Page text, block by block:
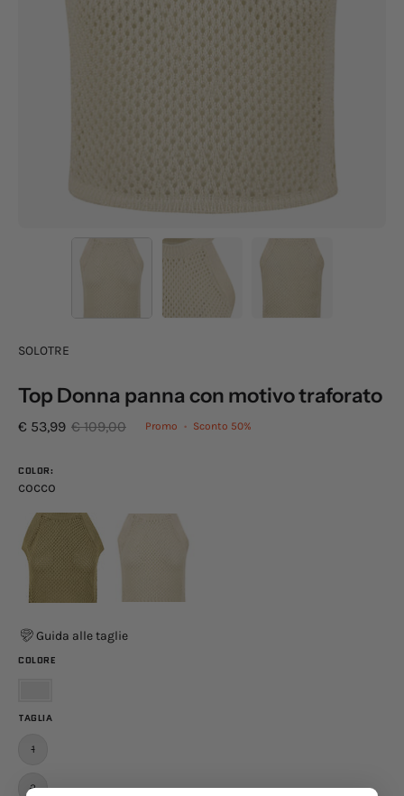
SOLOTRE
Top Donna panna con motivo traforato
€ 53,99 € 109,00 Promo • Sconto 50%
COLOR:
cocco
Guida alle taglie
TAGLIA
1
2
COLORE